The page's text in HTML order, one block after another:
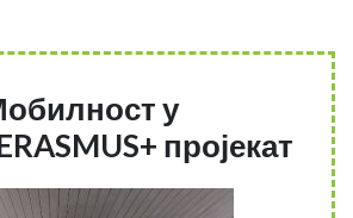
у
пројекат